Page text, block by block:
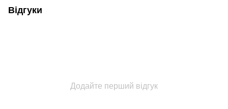
Відгуки
Додайте перший відгук